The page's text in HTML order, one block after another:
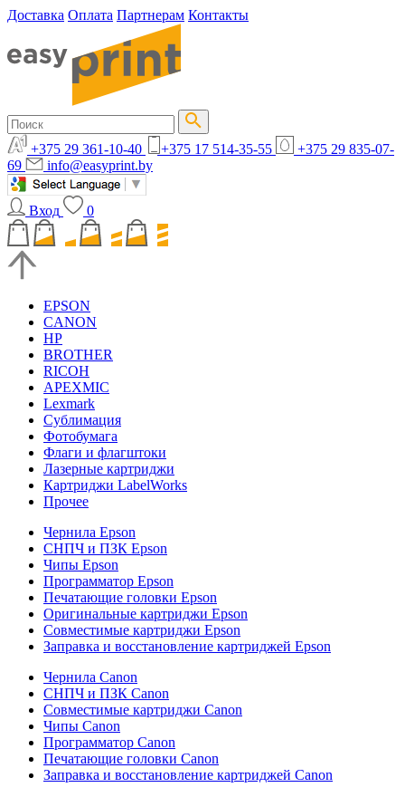
Доставка Оплата Партнерам Контакты
+375 29 361-10-40 +375 17 514-35-55
+375 29 835-07-
69
info@easyprint.by
Вход 0
EPSON
CANON
HP
BROTHER
RICOH
APEXMIC
Lexmark
Сублимация
Фотобумага
Флаги и флагштоки
Лазерные картриджи
Картриджи LabelWorks
Прочее
Чернила Epson
СНПЧ и ПЗК Epson
Чипы Epson
Программатор Epson
Печатающие головки Epson
Оригинальные картриджи Epson
Совместимые картриджи Epson
Заправка и восстановление картриджей Epson
Чернила Canon
СНПЧ и ПЗК Canon
Совместимые картриджи Canon
Чипы Canon
Программатор Canon
Печатающие головки Canon
Заправка и восстановление картриджей Canon